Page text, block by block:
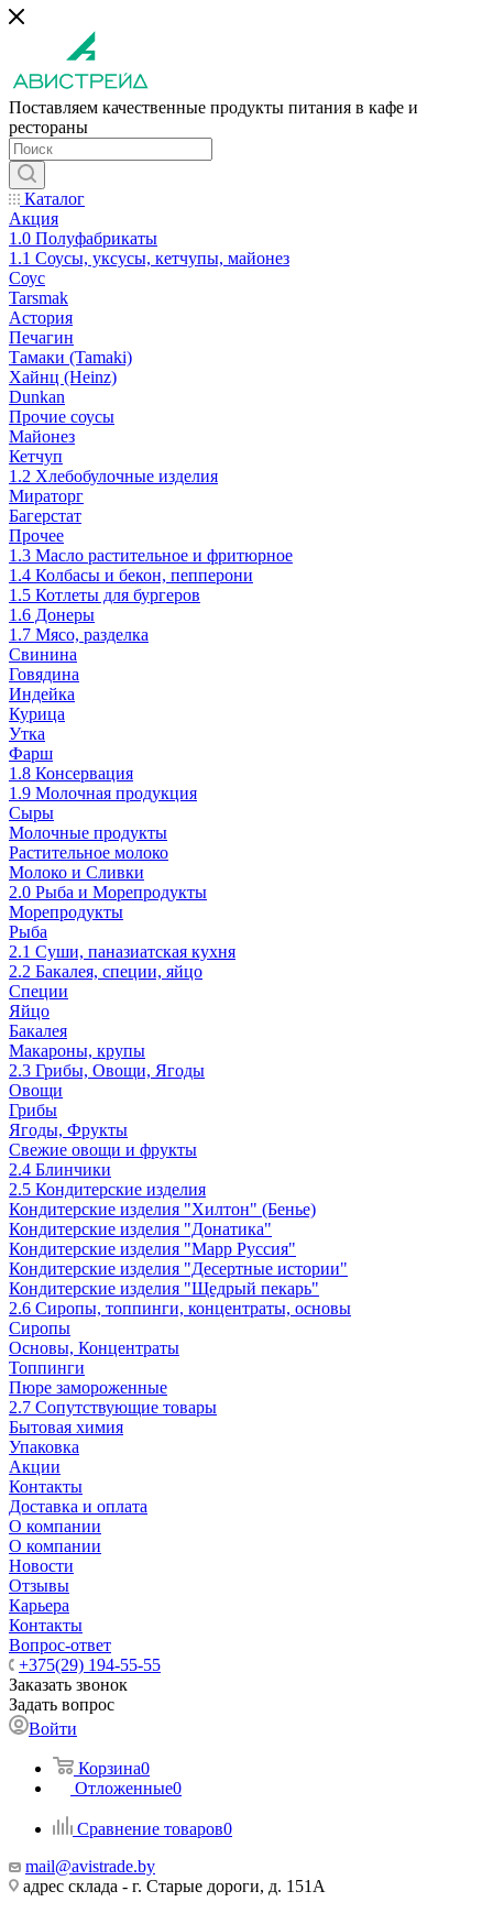
Поставляем качественные продукты питания в кафе и
рестораны
Каталог
Акция
1.0 Полуфабрикаты
1.1 Соусы, уксусы, кетчупы, майонез
Соус
Tarsmak
Астория
Печагин
Тамаки (Tamaki)
Хайнц (Heinz)
Dunkan
Прочие соусы
Майонез
Кетчуп
1.2 Хлебобулочные изделия
Мираторг
Багерстат
Прочее
1.3 Масло растительное и фритюрное
1.4 Колбасы и бекон, пепперони
1.5 Котлеты для бургеров
1.6 Донеры
1.7 Мясо, разделка
Свинина
Говядина
Индейка
Курица
Утка
Фарш
1.8 Консервация
1.9 Молочная продукция
Сыры
Молочные продукты
Растительное молоко
Молоко и Сливки
2.0 Рыба и Морепродукты
Морепродукты
Рыба
2.1 Суши, паназиатская кухня
2.2 Бакалея, специи, яйцо
Специи
Яйцо
Бакалея
Макароны, крупы
2.3 Грибы, Овощи, Ягоды
Овощи
Грибы
Ягоды, Фрукты
Свежие овощи и фрукты
2.4 Блинчики
2.5 Кондитерские изделия
Кондитерские изделия "Хилтон" (Бенье)
Кондитерские изделия "Донатика"
Кондитерские изделия "Марр Руссия"
Кондитерские изделия "Десертные истории"
Кондитерские изделия "Щедрый пекарь"
2.6 Сиропы, топпинги, концентраты, основы
Сиропы
Основы, Концентраты
Топпинги
Пюре замороженные
2.7 Сопутствующие товары
Бытовая химия
Упаковка
Акции
Контакты
Доставка и оплата
О компании
О компании
Новости
Отзывы
Карьера
Контакты
Вопрос-ответ
+375(29) 194-55-55
Заказать звонок
Задать вопрос
Войти
Корзина0
Отложенные0
Сравнение товаров0
mail@avistrade.by
адрес склада - г. Старые дороги, д. 151А